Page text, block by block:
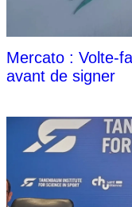
Mercato : Volte-
avant de signer